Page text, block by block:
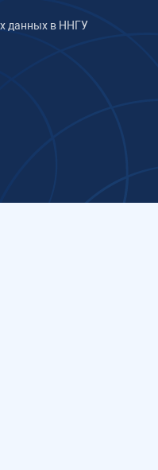
данных в ННГУ